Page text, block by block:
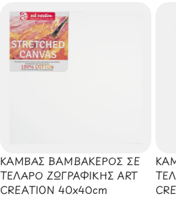
ΚΑΜΒΑΣ ΒΑΜΒΑΚΕΡΟΣ ΣΕ
ΤΕΛΑΡΟ ΖΩΓΡΑΦΙΚΗΣ ART
CREATION 40x40cm